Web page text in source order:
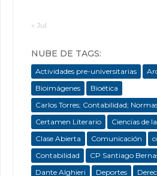
« Jul
NUBE DE TAGS:
Actividades pre-universitarias
Bioimágenes
Bioética
Carlos Torres; Contabilidad;
Certamen Literario
Ciencias de
Clase Abierta
Comunicación
Contabilidad
CP Santiago
Dante Alghieri
Deportes